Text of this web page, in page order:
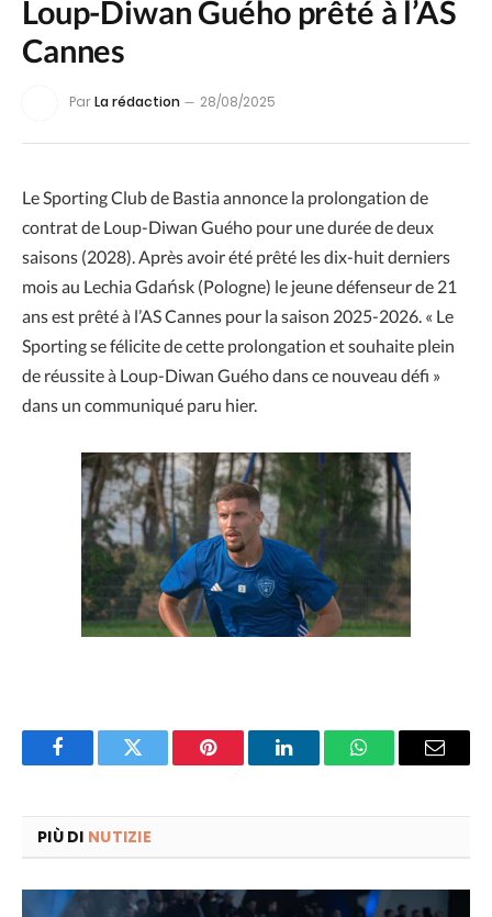
Loup-Diwan Guého prêté à l’AS
Cannes
ParLa rédaction 28/08/2025
Le Sporting Club de Bastia annonce la prolongation de
contrat de Loup-Diwan Guého pour une durée de deux
saisons (2028). Après avoir été prêté les dix-huit derniers
mois au Lechia Gdańsk (Pologne) le jeune défenseur de 21
ans est prêté à l’AS Cannes pour la saison 2025-2026. « Le
Sporting se félicite de cette prolongation et souhaite plein
de réussite à Loup-Diwan Guého dans ce nouveau défi »
dans un communiqué paru hier.
FacebookTwitter Pinterest LinkedInWhatsAppEmail
PIÙ DI NUTIZIE